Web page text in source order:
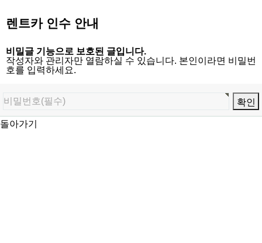
렌트카 인수 안내
비밀글 기능으로 보호된 글입니다.
작성자와 관리자만 열람하실 수 있습니다. 본인이라면 비밀번
호를 입력하세요.
돌아가기